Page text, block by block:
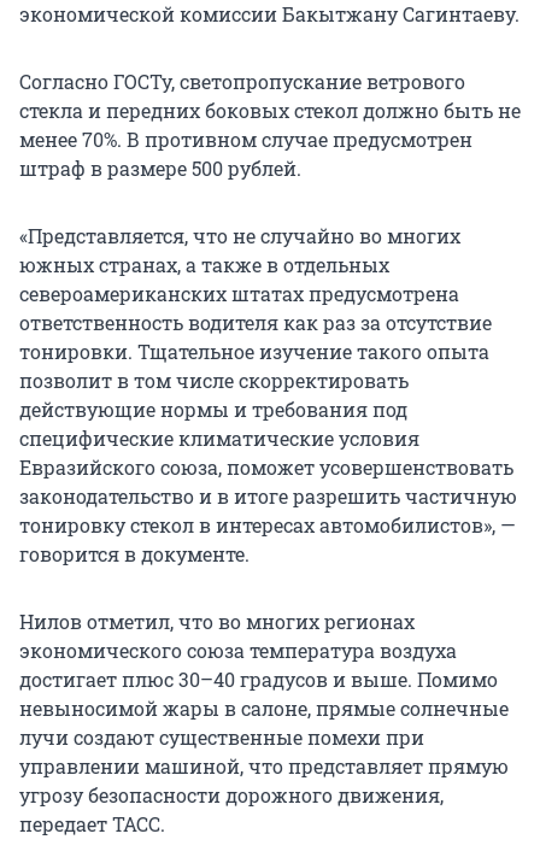
экономической комиссии Бакытжану Сагинтаеву.
Согласно ГОСТу, светопропускание ветрового
стекла и передних боковых стекол должно быть не
менее 70%. В противном случае предусмотрен
штраф в размере 500 рублей.
«Представляется, что не случайно во многих
южных странах, а также в отдельных
североамериканских штатах предусмотрена
ответственность водителя как раз за отсутствие
тонировки. Тщательное изучение такого опыта
позволит в том числе скорректировать
действующие нормы и требования под
специфические климатические условия
Евразийского союза, поможет усовершенствовать
законодательство и в итоге разрешить частичную
тонировку стекол в интересах автомобилистов», —
говорится в документе.
Нилов отметил, что во многих регионах
экономического союза температура воздуха
достигает плюс 30–40 градусов и выше. Помимо
невыносимой жары в салоне, прямые солнечные
лучи создают существенные помехи при
управлении машиной, что представляет прямую
угрозу безопасности дорожного движения,
передает ТАСС.